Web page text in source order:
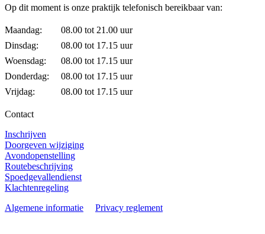
Op dit moment is onze praktijk telefonisch bereikbaar van:
Maandag:
08.00 tot 21.00 uur
Dinsdag:
08.00 tot 17.15 uur
Woensdag:
08.00 tot 17.15 uur
Donderdag:
08.00 tot 17.15 uur
Vrijdag:
08.00 tot 17.15 uur
Contact
Inschrijven
Doorgeven wijziging
Avondopenstelling
Routebeschrijving
Spoedgevallendienst
Klachtenregeling
Algemene informatie
Privacy reglement